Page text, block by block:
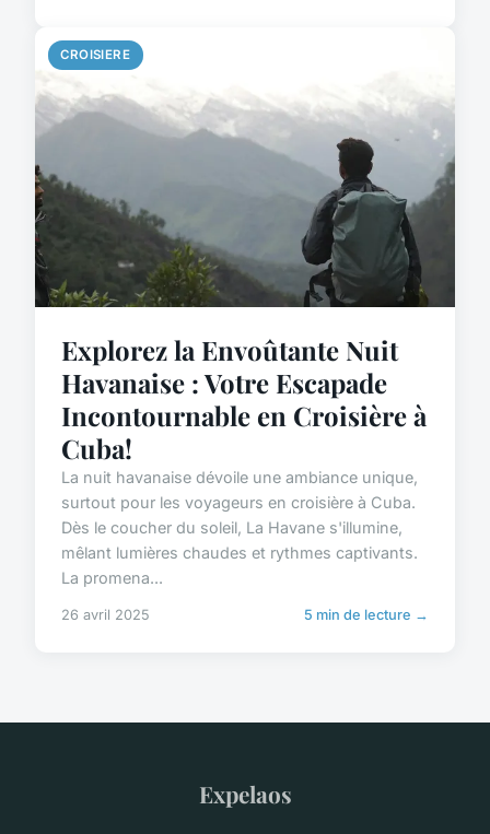
CROISIERE
Explorez la Envoûtante Nuit
Havanaise : Votre Escapade
Incontournable en Croisière à
Cuba!
La nuit havanaise dévoile une ambiance unique,
surtout pour les voyageurs en croisière à Cuba.
Dès le coucher du soleil, La Havane s'illumine,
mêlant lumières chaudes et rythmes captivants.
La promena...
26 avril 2025 5 min de lecture →
Expelaos